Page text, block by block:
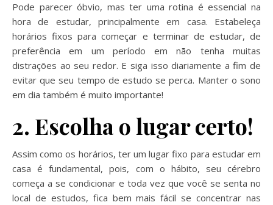
Pode parecer óbvio, mas ter uma rotina é essencial na
hora de estudar, principalmente em casa. Estabeleça
horários fixos para começar e terminar de estudar, de
preferência em um período em não tenha muitas
distrações ao seu redor. E siga isso diariamente a fim de
evitar que seu tempo de estudo se perca. Manter o sono
em dia também é muito importante!
2. Escolha o lugar certo!
Assim como os horários, ter um lugar fixo para estudar em
casa é fundamental, pois, com o hábito, seu cérebro
começa a se condicionar e toda vez que você se senta no
local de estudos, fica bem mais fácil se concentrar nas